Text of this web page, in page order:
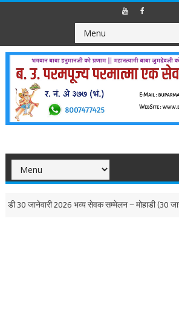
जानेवारी 2026 भव्य सेवक सम्मेलन – मोहाडी (30 जानेवारी